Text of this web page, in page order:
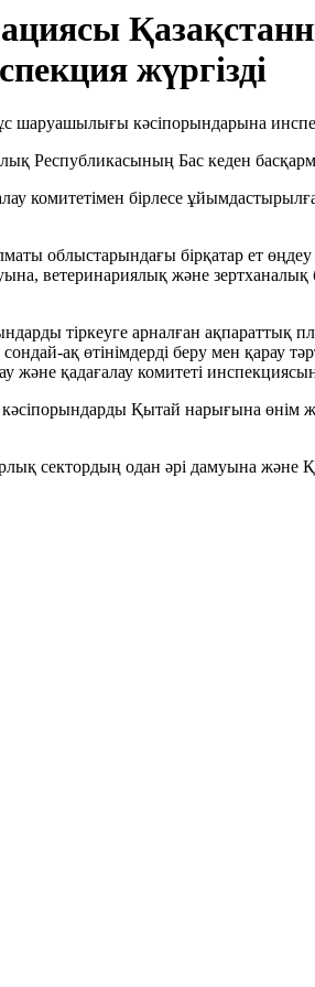
жүргізді
Бас кеден
комитетімен бірлесе
облыстарындағы бірқатар ет
ветеринариялық және
тіркеуге арналған
ақ өтінімдерді беру мен қарау
және қадағалау комитеті
Қытай нарығына өнім
сектордың одан әрі дамуына және